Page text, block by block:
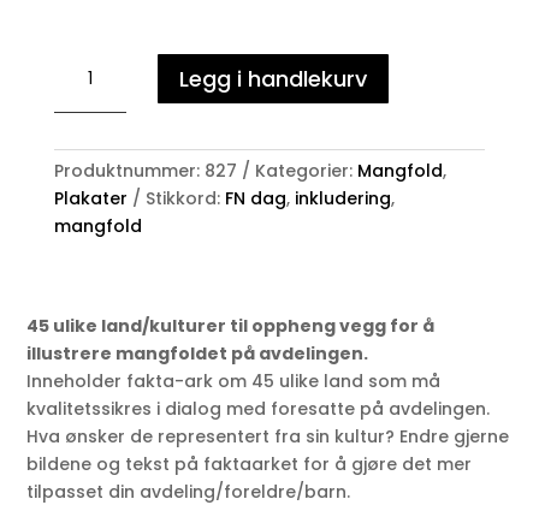
45
land
og
kulturer
Legg i handlekurv
Produktnummer: 827 Kategorier: Mangfold,
Plakater
Stikkord: FN dag, inkludering,
mangfold
45 ulike land/kulturer til oppheng vegg for å
illustrere mangfoldet på avdelingen.
Inneholder fakta-ark om 45 ulike land som må
kvalitetssikres i dialog med foresatte på avdelingen.
Hva ønsker de representert fra sin kultur? Endre gjerne
bildene og tekst på faktaarket for å gjøre det mer
tilpasset din avdeling/foreldre/barn.